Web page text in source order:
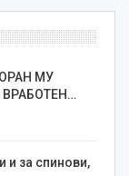
МУ
и за спинови,